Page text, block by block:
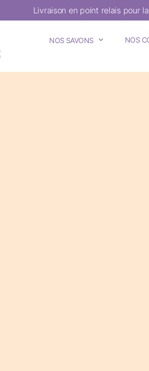
Livraison en point relais pour
NOS SAVONS NOS